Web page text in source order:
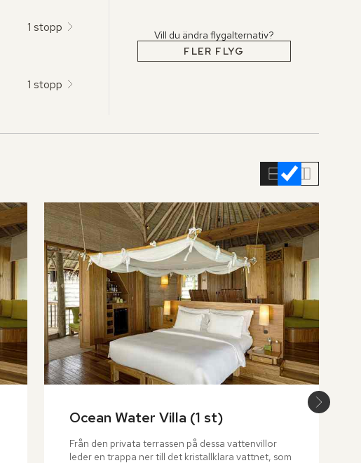
1 stopp
1 stopp
Vill du ändra flygalternativ?
FLER FLYG
Ocean Water Villa (1 st)
Från den privata terrassen på dessa vattenvillor
leder en trappa ner till det kristallklara vattnet, som